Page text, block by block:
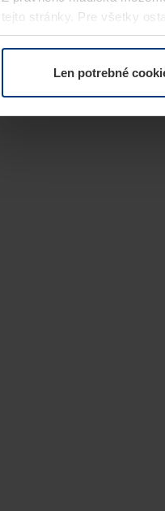
tejto stránky. Pre všetky
alebo odvolať vo vysvetlení
Len potrebné